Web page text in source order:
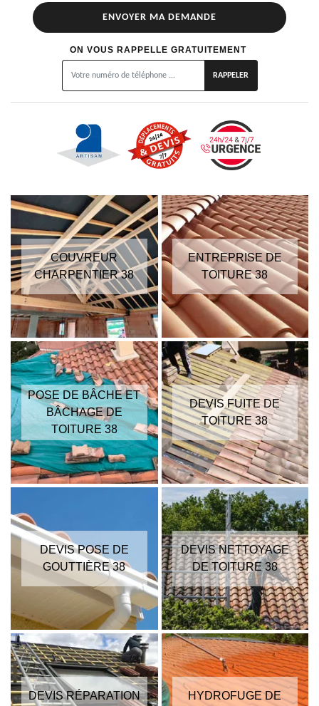
ON VOUS RAPPELLE GRATUITEMENT
COUVREUR
CHARPENTIER 38
ENTREPRISE DE
TOITURE 38
POSE DE BÂCHE ET
BÂCHAGE DE
TOITURE 38
DEVIS FUITE DE
TOITURE 38
DEVIS POSE DE
GOUTTIÈRE 38
DEVIS NETTOYAGE
DE TOITURE 38
DEVIS RÉPARATION
HYDROFUGE DE